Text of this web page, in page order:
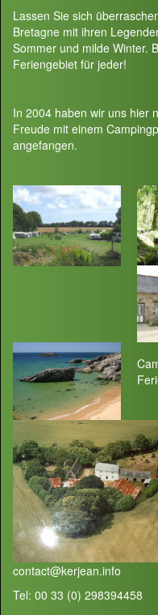
Lassen Sie sich
Bretagne mit ihren
Sommer und milde Winter.
Feriengebiet für jeder!
In 2004 haben wir uns hier
Freude mit einem
angefangen.
contact@kerjean.info
Tel: 00 33 (0) 298394458